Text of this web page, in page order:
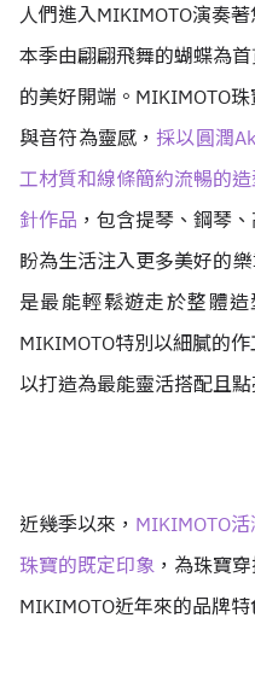
人們進入MIKIMOTO演奏
本季由翩翩飛舞的蝴蝶為
的美好開端。MIKIMOTO
與音符為靈感，採以圓潤
工材質和線條簡約流暢的
針作品 ，包含提琴、鋼琴
盼為生活注入更多美好的
是最能輕鬆遊走於整體
MIKIMOTO特別以細膩的
以打造為最能靈活搭配且
近幾季以來， MIKIMOTO
珠寶的既定印象 ，為珠寶
MIKIMOTO近年來的品牌特